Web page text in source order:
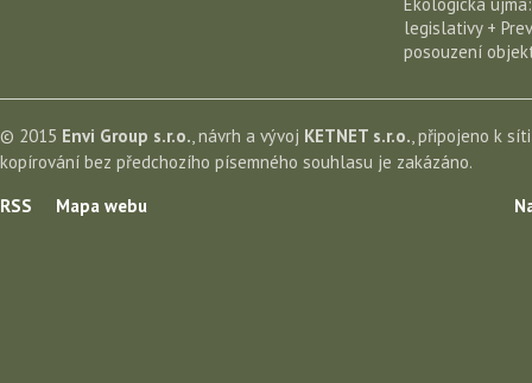
legislativy +
posouzení
© 2015 Envi Group s.r.o., návrh a vývoj KETNET s.r.o., připojeno k
kopírování bez předchozího písemného souhlasu je zakázáno.
RSS
Mapa webu